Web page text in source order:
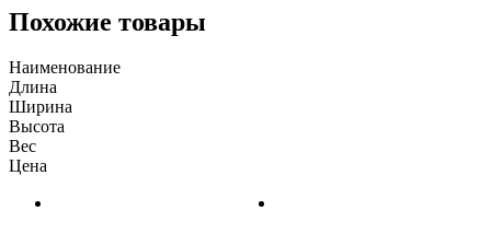
Похожие товары
Наименование
Длина
Ширина
Высота
Вес
Цена